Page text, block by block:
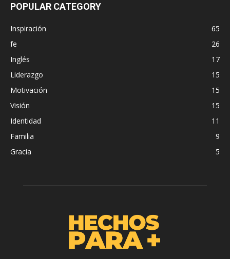
POPULAR CATEGORY
Inspiración
65
fe
26
Inglés
17
Liderazgo
15
Motivación
15
Visión
15
Identidad
11
Familia
9
Gracia
5